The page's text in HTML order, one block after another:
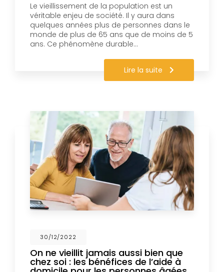
Le vieillissement de la population est un
véritable enjeu de société. Il y aura dans
quelques années plus de personnes dans le
monde de plus de 65 ans que de moins de 5
ans. Ce phénomène durable…
Lire la suite
30/12/2022
On ne vieillit jamais aussi bien que
chez soi : les bénéfices de l’aide à